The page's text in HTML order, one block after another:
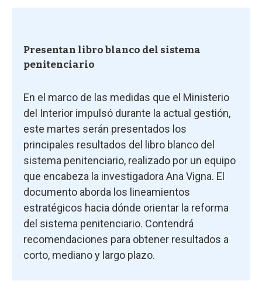
Presentan libro blanco del sistema
penitenciario
En el marco de las medidas que el Ministerio
del Interior impulsó durante la actual gestión,
este martes serán presentados los
principales resultados del libro blanco del
sistema penitenciario, realizado por un equipo
que encabeza la investigadora Ana Vigna. El
documento aborda los lineamientos
estratégicos hacia dónde orientar la reforma
del sistema penitenciario. Contendrá
recomendaciones para obtener resultados a
corto, mediano y largo plazo.